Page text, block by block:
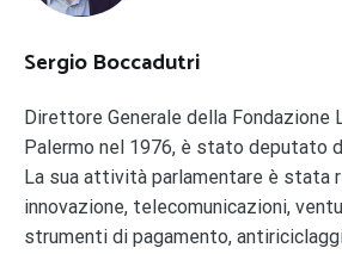
Sergio Boccadutri
Direttore Generale della Fondazione
Palermo nel 1976, è stato deputato
La sua attività parlamentare è stata
innovazione, telecomunicazioni,
strumenti di pagamento,